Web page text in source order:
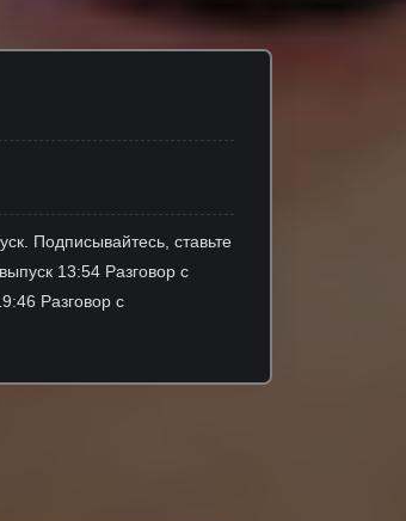
Подписывайтесь, ставьте
13:54 Разговор с
Разговор с